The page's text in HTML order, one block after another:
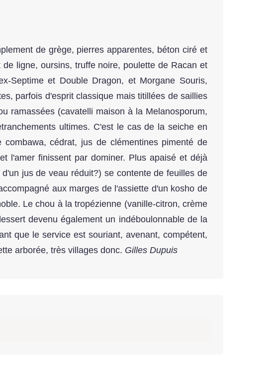
de grège, pierres apparentes, béton ciré et
ligne, oursins, truffe noire, poulette de Racan et
Septime et Double Dragon, et Morgane Souris,
parfois d'esprit classique mais titillées de saillies
ramassées (cavatelli maison à la Melanosporum,
ultimes. C'est le cas de la seiche en
cédrat, jus de clémentines pimenté de
l'amer finissent par dominer. Plus apaisé et déjà
jus de veau réduit?) se contente de feuilles de
aux marges de l'assiette d'un kosho de
Le chou à la tropézienne (vanille-citron, crème
devenu également un indéboulonnable de la
que le service est souriant, avenant, compétent,
arborée, très villages donc. Gilles Dupuis